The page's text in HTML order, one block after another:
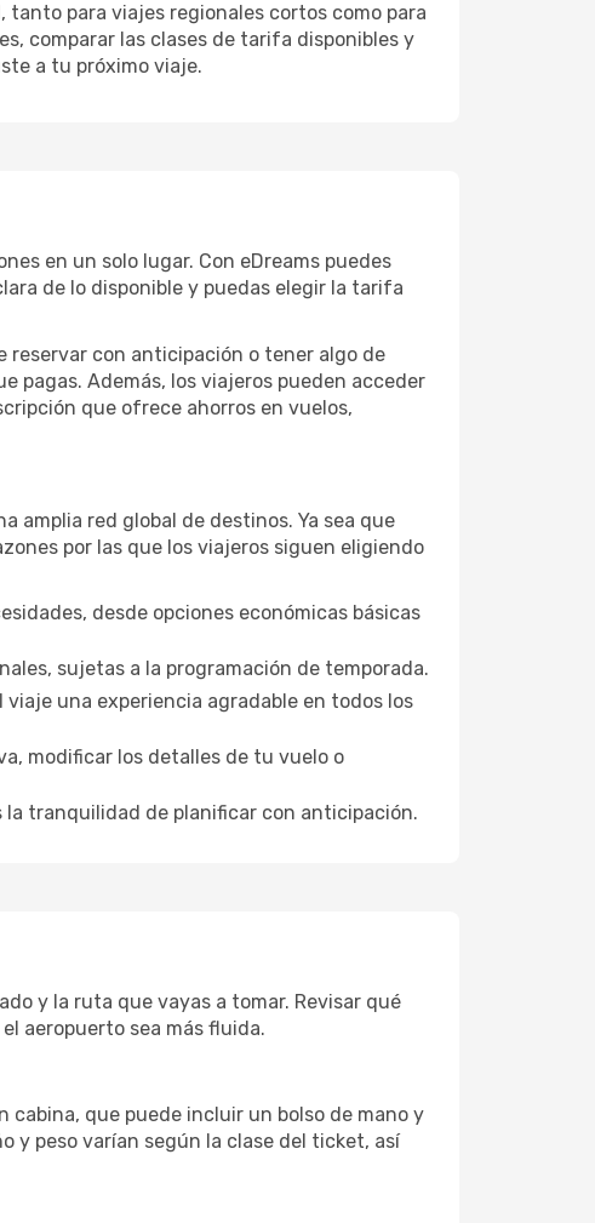
para viajes regionales cortos como para
comparar las clases de tarifa disponibles y
a tu próximo viaje.
en un solo lugar. Con eDreams puedes
de lo disponible y puedas elegir la tarifa
reservar con anticipación o tener algo de
pagas. Además, los viajeros pueden acceder
que ofrece ahorros en vuelos,
amplia red global de destinos. Ya sea que
por las que los viajeros siguen eligiendo
desde opciones económicas básicas
sujetas a la programación de temporada.
una experiencia agradable en todos los
modificar los detalles de tu vuelo o
tranquilidad de planificar con anticipación.
y la ruta que vayas a tomar. Revisar qué
aeropuerto sea más fluida.
cabina, que puede incluir un bolso de mano y
y peso varían según la clase del ticket, así